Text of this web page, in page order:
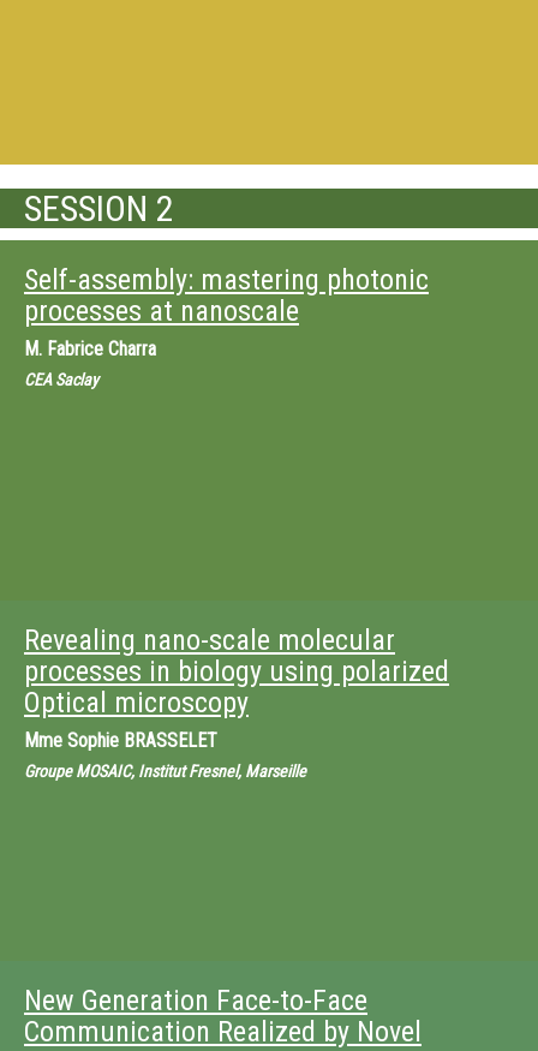
SESSION 2
Self-assembly: mastering photonic
processes at nanoscale
M. Fabrice Charra
CEA Saclay
Revealing nano-scale molecular
processes in biology using polarized
Optical microscopy
Mme Sophie BRASSELET
Groupe MOSAIC, Institut Fresnel, Marseille
New Generation Face-to-Face
Communication Realized by Novel